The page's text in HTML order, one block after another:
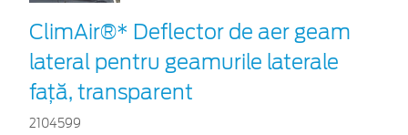
ClimAir®* Deflector de aer geam
lateral pentru geamurile laterale
faţă, transparent
2104599